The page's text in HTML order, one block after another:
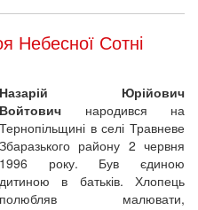
Небесної Сотні
Назарій Юрійович
Войтович народився на
Тернопільщині в селі Травневе
Збаразького району 2 червня
1996 року. Був єдиною
дитиною в батьків. Хлопець
полюбляв малювати,